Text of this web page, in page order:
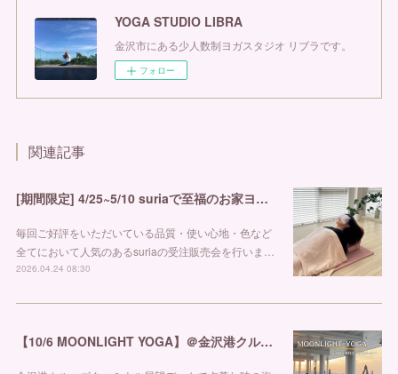
YOGA STUDIO LIBRA
金沢市にある少人数制ヨガスタジオ リブラです。
フォロー
関連記事
[期間限定] 4/25~5/10 suriaで至福のお家ヨガを
毎回ご好評をいただいている品質・使い心地・色など
全てにおいて人気のあるsuriaの受注販売会を行いま…
2026.04.24 08:30
【10/6 MOONLIGHT YOGA】＠金沢港クルーズターミナル